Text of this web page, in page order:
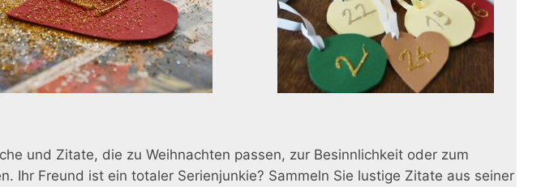
und Zitate, die zu Weihnachten passen, zur Besinnlichkeit oder zum
Ihr Freund ist ein totaler Serienjunkie? Sammeln Sie lustige Zitate aus seiner